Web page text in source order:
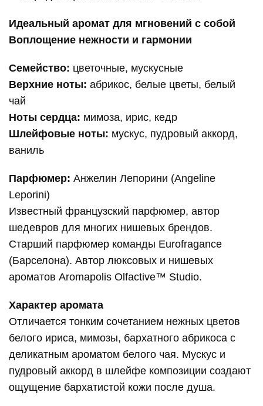
Идеальный аромат для мгновений с собой
Воплощение нежности и гармонии
Семейство: цветочные, мускусные
Верхние ноты: абрикос, белые цветы, белый
чай
Ноты сердца: мимоза, ирис, кедр
Шлейфовые ноты: мускус, пудровый аккорд,
ваниль
Парфюмер: Анжелин Лепорини (Angeline
Leporini)
Известный французский парфюмер, автор
шедевров для многих нишевых брендов.
Старший парфюмер команды Eurofragance
(Барселона). Автор люксовых и нишевых
ароматов Aromapolis Olfactive™ Studio.
Характер аромата
Отличается тонким сочетанием нежных цветов
белого ириса, мимозы, бархатного абрикоса с
деликатным ароматом белого чая. Мускус и
пудровый аккорд в шлейфе композиции создают
ощущение бархатистой кожи после душа.